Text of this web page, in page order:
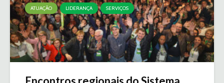
ATUAÇÃO LIDERANÇA SERVIÇOS